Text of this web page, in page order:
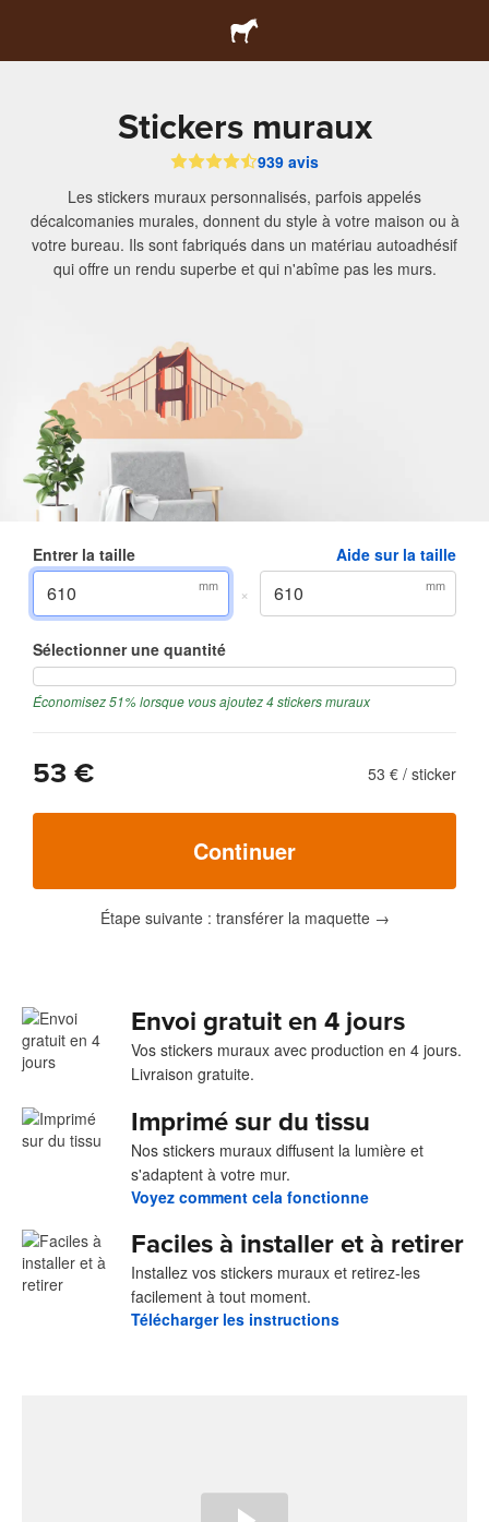
Stickers muraux
939 avis
Les stickers muraux personnalisés, parfois appelés
décalcomanies murales, donnent du style à votre maison ou à
votre bureau. Ils sont fabriqués dans un matériau autoadhésif
qui offre un rendu superbe et qui n'abîme pas les murs.
Entrer la taille Aide sur la taille
mm × mm
Sélectionner une quantité
Économisez 51% lorsque vous ajoutez 4 stickers muraux
53 € 53 € / sticker
Continuer
Étape suivante : transférer la maquette→
Envoi gratuit en 4 jours
Vos stickers muraux avec production en 4 jours.
Livraison gratuite.
Imprimé sur du tissu
Nos stickers muraux diffusent la lumière et
s'adaptent à votre mur.
Voyez comment cela fonctionne
Faciles à installer et à retirer
Installez vos stickers muraux et retirez-les
facilement à tout moment.
Télécharger les instructions